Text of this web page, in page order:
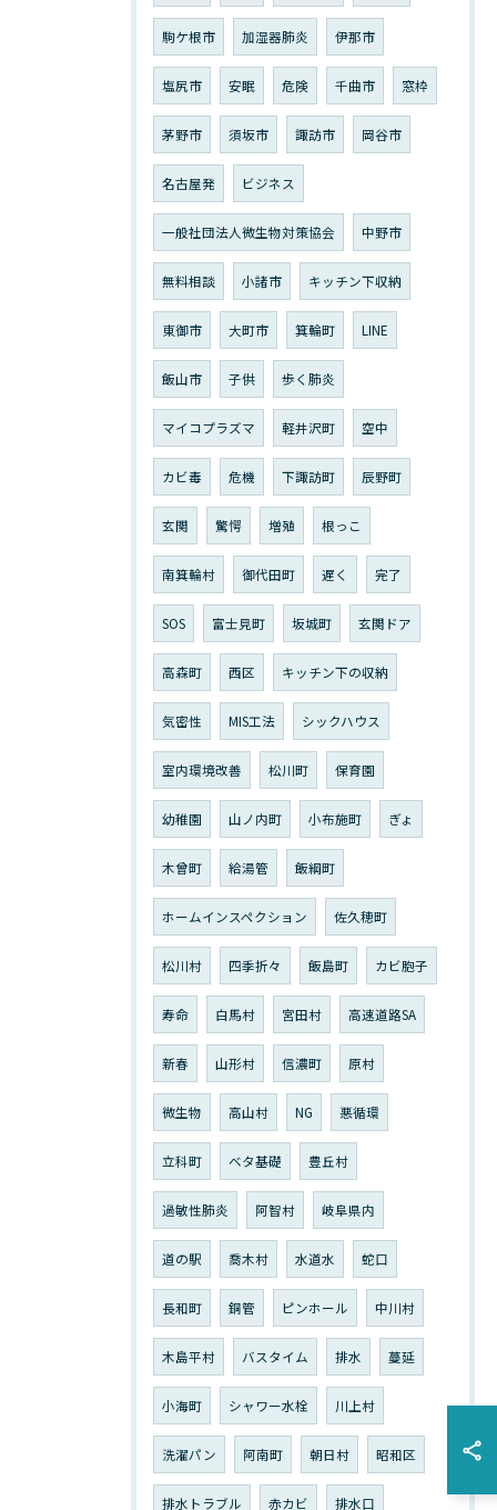
駒ケ根市 加湿器肺炎 伊那市
塩尻市 安眠 危険 千曲市 窓枠
茅野市 須坂市 諏訪市 岡谷市
名古屋発 ビジネス
一般社団法人微生物対策協会 中野市
無料相談 小諸市 キッチン下収納
東御市 大町市 箕輪町 LINE
飯山市 子供 歩く肺炎
マイコプラズマ 軽井沢町 空中
カビ毒 危機 下諏訪町 辰野町
玄関 驚愕 増殖 根っこ
南箕輪村 御代田町 遅く 完了
SOS 富士見町 坂城町 玄関ドア
高森町 西区 キッチン下の収納
気密性 MIS工法 シックハウス
室内環境改善 松川町 保育園
幼稚園 山ノ内町 小布施町 ぎょ
木曾町 給湯管 飯綱町
ホームインスペクション 佐久穂町
松川村 四季折々 飯島町 カビ胞子
寿命 白馬村 宮田村 高速道路SA
新春 山形村 信濃町 原村
微生物 高山村 NG 悪循環
立科町 ベタ基礎 豊丘村
過敏性肺炎 阿智村 岐阜県内
道の駅 喬木村 水道水 蛇口
長和町 銅管 ピンホール 中川村
木島平村 バスタイム 排水 蔓延
小海町 シャワー水栓 川上村
洗濯パン 阿南町 朝日村 昭和区
排水トラブル 赤カビ 排水口